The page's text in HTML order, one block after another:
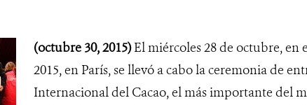
(octubre 30, 2015)El miércoles 28 de octubre, en
2015, en París, se llevó a cabo la ceremonia de
Internacional del Cacao, el más importante del